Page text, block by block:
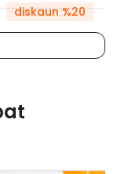
diskaun %20